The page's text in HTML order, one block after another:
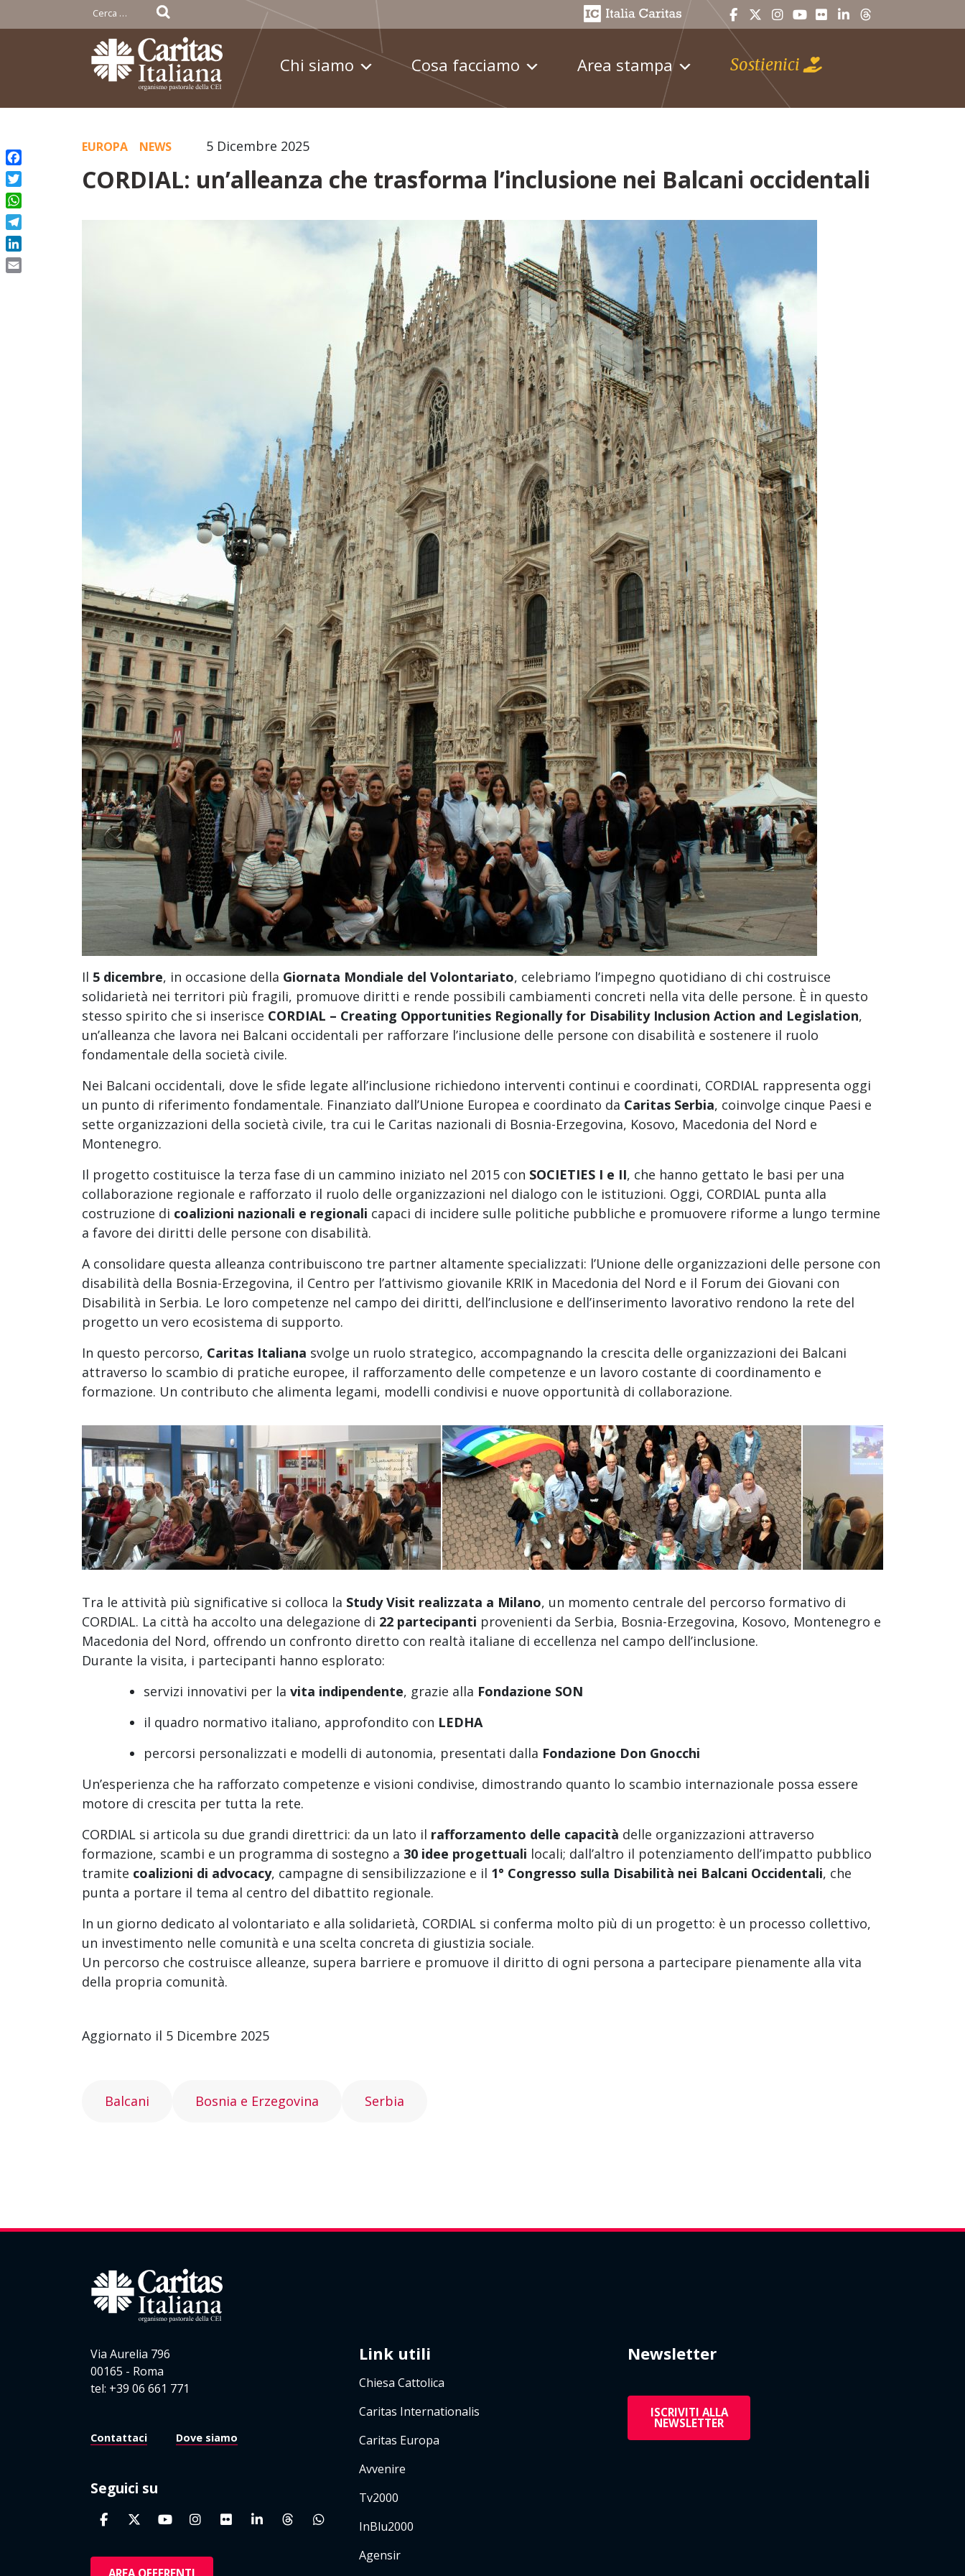
Skip
to
content
Ricerca
per:
Chi siamo Cosa facciamo Area stampa Sostienici
5 Dicembre 2025
EUROPA NEWS
CORDIAL: un’alleanza che trasforma l’inclusione nei Balcani occidentali
Il 5 dicembre, in occasione della Giornata Mondiale del Volontariato, celebriamo l’impegno quotidiano di chi costruisce
solidarietà nei territori più fragili, promuove diritti e rende possibili cambiamenti concreti nella vita delle persone. È in questo
stesso spirito che si inserisce CORDIAL – Creating Opportunities Regionally for Disability Inclusion Action and Legislation,
un’alleanza che lavora nei Balcani occidentali per rafforzare l’inclusione delle persone con disabilità e sostenere il ruolo
fondamentale della società civile.
Nei Balcani occidentali, dove le sfide legate all’inclusione richiedono interventi continui e coordinati, CORDIAL rappresenta oggi
un punto di riferimento fondamentale. Finanziato dall’Unione Europea e coordinato da Caritas Serbia, coinvolge cinque Paesi e
sette organizzazioni della società civile, tra cui le Caritas nazionali di Bosnia-Erzegovina, Kosovo, Macedonia del Nord e
Montenegro.
Il progetto costituisce la terza fase di un cammino iniziato nel 2015 con SOCIETIES I e II, che hanno gettato le basi per una
collaborazione regionale e rafforzato il ruolo delle organizzazioni nel dialogo con le istituzioni. Oggi, CORDIAL punta alla
costruzione di coalizioni nazionali e regionali capaci di incidere sulle politiche pubbliche e promuovere riforme a lungo termine
a favore dei diritti delle persone con disabilità.
A consolidare questa alleanza contribuiscono tre partner altamente specializzati: l’Unione delle organizzazioni delle persone con
disabilità della Bosnia-Erzegovina, il Centro per l’attivismo giovanile KRIK in Macedonia del Nord e il Forum dei Giovani con
Disabilità in Serbia. Le loro competenze nel campo dei diritti, dell’inclusione e dell’inserimento lavorativo rendono la rete del
progetto un vero ecosistema di supporto.
In questo percorso, Caritas Italiana svolge un ruolo strategico, accompagnando la crescita delle organizzazioni dei Balcani
attraverso lo scambio di pratiche europee, il rafforzamento delle competenze e un lavoro costante di coordinamento e
formazione. Un contributo che alimenta legami, modelli condivisi e nuove opportunità di collaborazione.
Tra le attività più significative si colloca la Study Visit realizzata a Milano, un momento centrale del percorso formativo di
CORDIAL. La città ha accolto una delegazione di 22 partecipanti provenienti da Serbia, Bosnia-Erzegovina, Kosovo, Montenegro e
Macedonia del Nord, offrendo un confronto diretto con realtà italiane di eccellenza nel campo dell’inclusione.
Durante la visita, i partecipanti hanno esplorato:
servizi innovativi per la vita indipendente, grazie alla Fondazione SON
il quadro normativo italiano, approfondito con LEDHA
percorsi personalizzati e modelli di autonomia, presentati dalla Fondazione Don Gnocchi
Un’esperienza che ha rafforzato competenze e visioni condivise, dimostrando quanto lo scambio internazionale possa essere
motore di crescita per tutta la rete.
CORDIAL si articola su due grandi direttrici: da un lato il rafforzamento delle capacità delle organizzazioni attraverso
formazione, scambi e un programma di sostegno a 30 idee progettuali locali; dall’altro il potenziamento dell’impatto pubblico
tramite coalizioni di advocacy, campagne di sensibilizzazione e il 1° Congresso sulla Disabilità nei Balcani Occidentali, che
punta a portare il tema al centro del dibattito regionale.
In un giorno dedicato al volontariato e alla solidarietà, CORDIAL si conferma molto più di un progetto: è un processo collettivo,
un investimento nelle comunità e una scelta concreta di giustizia sociale.
Un percorso che costruisce alleanze, supera barriere e promuove il diritto di ogni persona a partecipare pienamente alla vita
della propria comunità.
Aggiornato il 5 Dicembre 2025
Balcani Bosnia e Erzegovina Serbia
Via Aurelia 796
00165 - Roma
tel: +39 06 661 771
Contattaci Dove siamo
Seguici su
AREA OFFERENTI
Link utili
Chiesa Cattolica
Caritas Internationalis
Caritas Europa
Avvenire
Tv2000
InBlu2000
Agensir
Newsletter
ISCRIVITI ALLA
NEWSLETTER
Facebook
Twitter
WhatsApp
Telegram
LinkedIn